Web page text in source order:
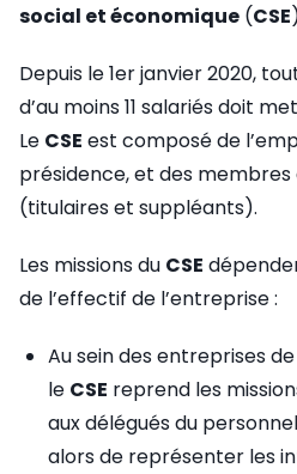
social et économique (CSE
Depuis le 1er janvier 2020,
d’au moins 11 salariés doit
Le CSE est composé de
présidence, et des membres
(titulaires et suppléants).
Les missions du CSE
de l’effectif de l’entreprise :
Au sein des entreprises
le CSE reprend les
aux délégués du
alors de représenter les